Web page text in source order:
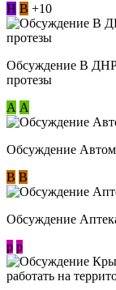
Н В +10
Обсуждение В ДНР
протезы
А А
Обсуждение
В В
Обсуждение
p p